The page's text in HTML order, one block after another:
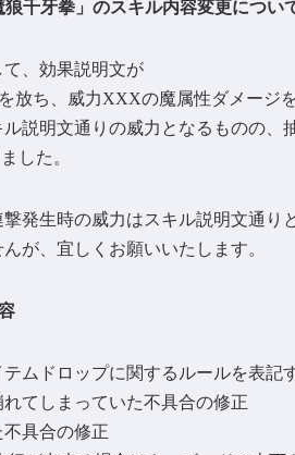
千牙拳」のスキル内容変更につい
、効果説明文が
放ち、威力XXXの魔属性ダメージ
説明文通りの威力となるものの
した。
発生時の威力はスキル説明文通り
が、宜しくお願いいたします。
ムドロップに関するルールを表記
てしまっていた不具合の修正
具合の修正